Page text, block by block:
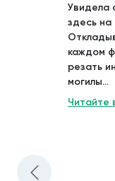
Увидела
здесь на
каждом
резать
могилы...
Читайте